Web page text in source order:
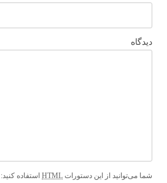
دیدگاه
شما می‌توانید از این دستورات HTML استفاده کنید: